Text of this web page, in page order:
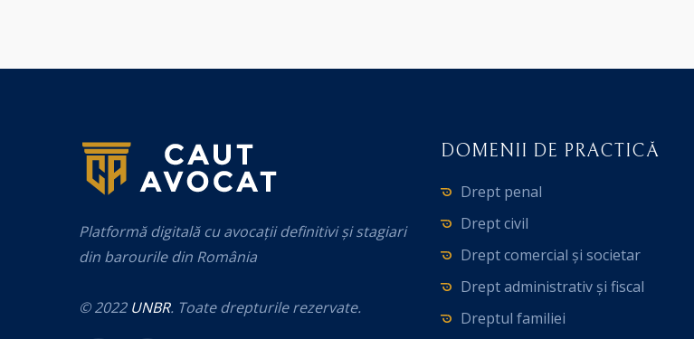
Platformă digitală cu avocații definitivi și stagiari
din barourile din România
© 2022 UNBR. Toate drepturile rezervate.
DOMENII DE PRACTICĂ
Drept penal
Drept civil
Drept comercial și societar
Drept administrativ și fiscal
Dreptul familiei